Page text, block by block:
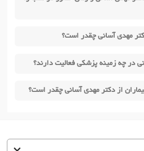
مهدی آسانی چقدر است؟
در چه زمینه پزشکی فعالیت دارند؟
از دکتر مهدی آسانی چقدر است؟